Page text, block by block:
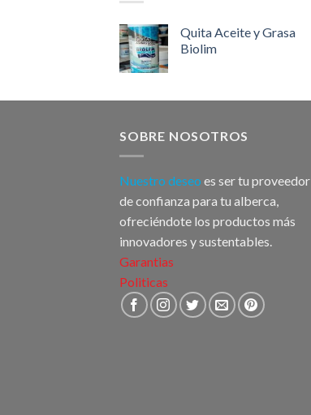
Quita Aceite y Grasa
Biolim
SOBRE NOSOTROS
Nuestro deseo es ser tu proveedor
de confianza para tu alberca,
ofreciéndote los productos más
innovadores y sustentables.
Garantias
Politicas